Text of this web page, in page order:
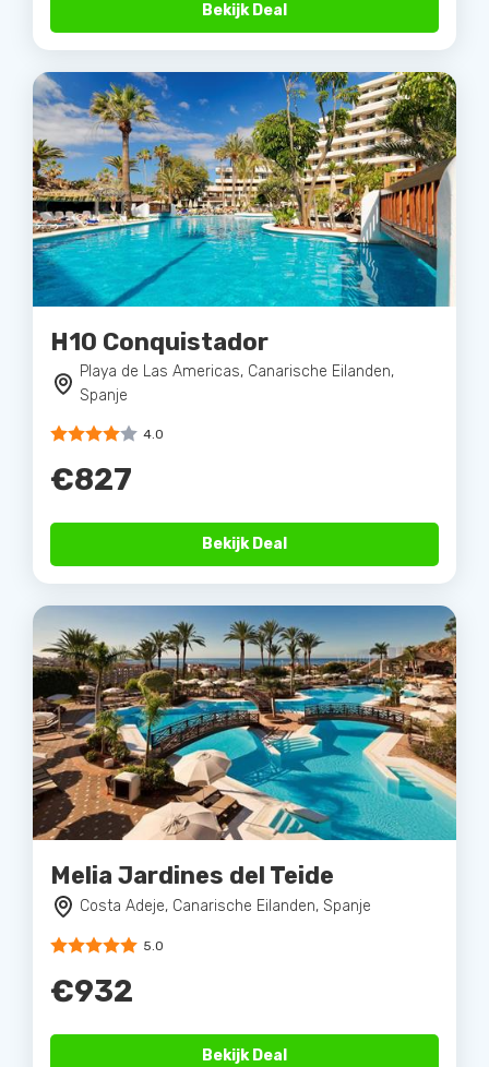
Bekijk Deal
H10 Conquistador
Playa de Las Americas, Canarische Eilanden,
Spanje
4.0
€827
Bekijk Deal
Melia Jardines del Teide
Costa Adeje, Canarische Eilanden, Spanje
5.0
€932
Bekijk Deal